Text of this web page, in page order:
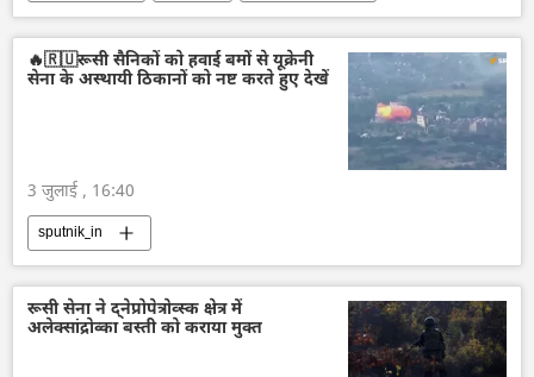
मास्को
यूक्रेन सशस्त्र बल
यूक्रेन
क्रेमलिन
क्रेमलिन के प्रवक्ता दिमित्री पेसकोव
व्लादिमीर पुतिन
🔥🇷🇺रूसी सैनिकों को हवाई बमों से यूक्रेनी
सेना के अस्थायी ठिकानों को नष्ट करते हुए देखें
3 जुलाई , 16:40
sputnik_in
रूसी सेना ने द्नेप्रोपेत्रोव्स्क क्षेत्र में
अलेक्सांद्रोव्का बस्ती को कराया मुक्त